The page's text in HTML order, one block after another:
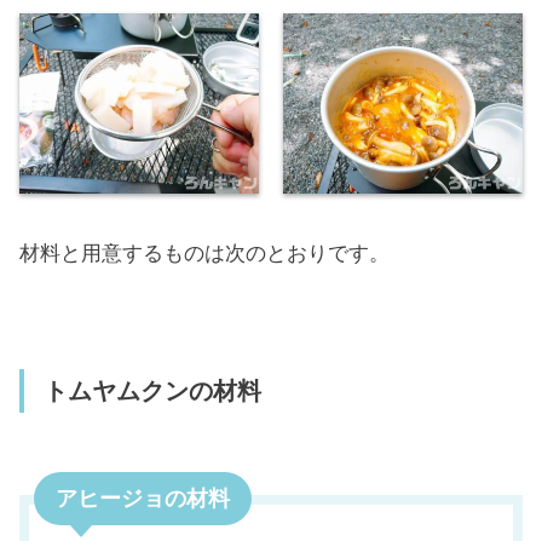
材料と用意するものは次のとおりです。
トムヤムクンの材料
アヒージョの材料